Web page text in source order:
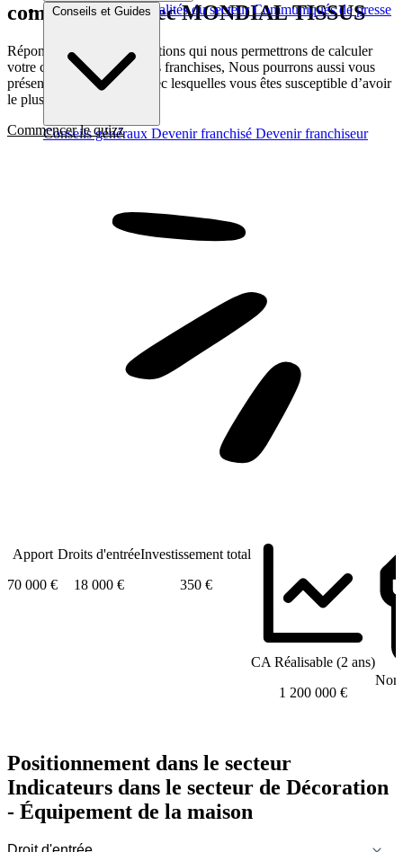
Brèves et actus Actualités du secteur Communiqués de presse
Conseils et Guides
Conseils généraux Devenir franchisé Devenir franchiseur
compatibilité avec MONDIAL TISSUS
Répondez a quelques questions qui nous permettrons de calculer
votre compatibilité avec les franchises, Nous pourrons aussi vous
présenter les franchises avec lesquelles vous êtes susceptible d’avoir
le plus d’affinité
Commencer le quizz
Apport
70 000 €
Droits d'entrée
18 000 €
Investissement total
350 €
CA Réalisable (2 ans)
1 200 000 €
Positionnement dans le secteur
Indicateurs dans le secteur de Décoration
- Équipement de la maison